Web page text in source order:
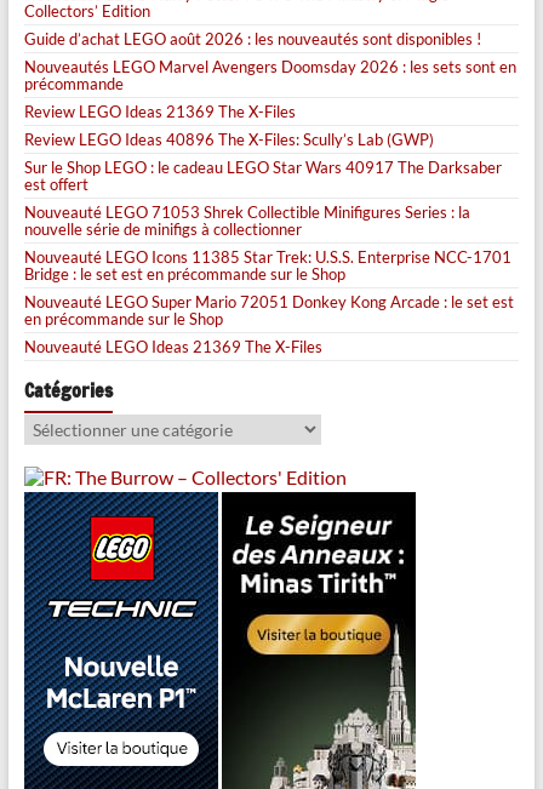
Collectors’ Edition
Guide d’achat LEGO août 2026 : les nouveautés sont disponibles !
Nouveautés LEGO Marvel Avengers Doomsday 2026 : les sets sont en
précommande
Review LEGO Ideas 21369 The X-Files
Review LEGO Ideas 40896 The X-Files: Scully’s Lab (GWP)
Sur le Shop LEGO : le cadeau LEGO Star Wars 40917 The Darksaber
est offert
Nouveauté LEGO 71053 Shrek Collectible Minifigures Series : la
nouvelle série de minifigs à collectionner
Nouveauté LEGO Icons 11385 Star Trek: U.S.S. Enterprise NCC-1701
Bridge : le set est en précommande sur le Shop
Nouveauté LEGO Super Mario 72051 Donkey Kong Arcade : le set est
en précommande sur le Shop
Nouveauté LEGO Ideas 21369 The X-Files
Catégories
Catégories